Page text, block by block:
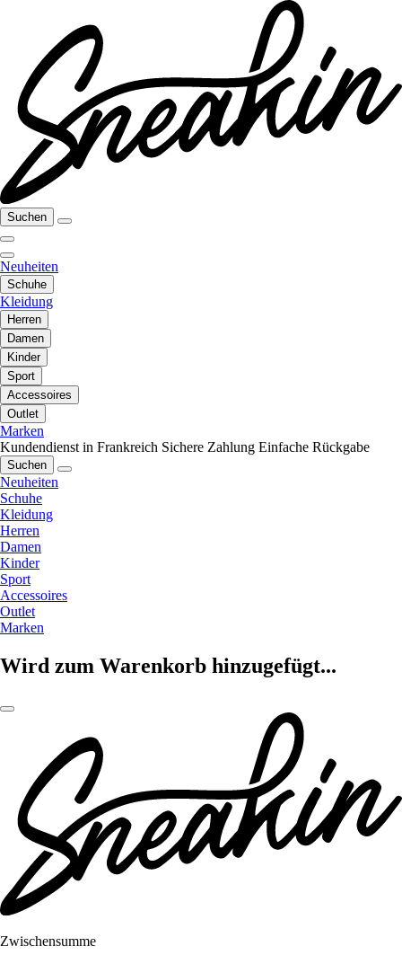
Suchen
Neuheiten
Schuhe
Kleidung
Herren
Damen
Kinder
Sport
Accessoires
Outlet
Marken
Kundendienst in Frankreich Sichere Zahlung Einfache Rückgabe
Suchen
Neuheiten
Schuhe
Kleidung
Herren
Damen
Kinder
Sport
Accessoires
Outlet
Marken
Wird zum Warenkorb hinzugefügt...
Zwischensumme